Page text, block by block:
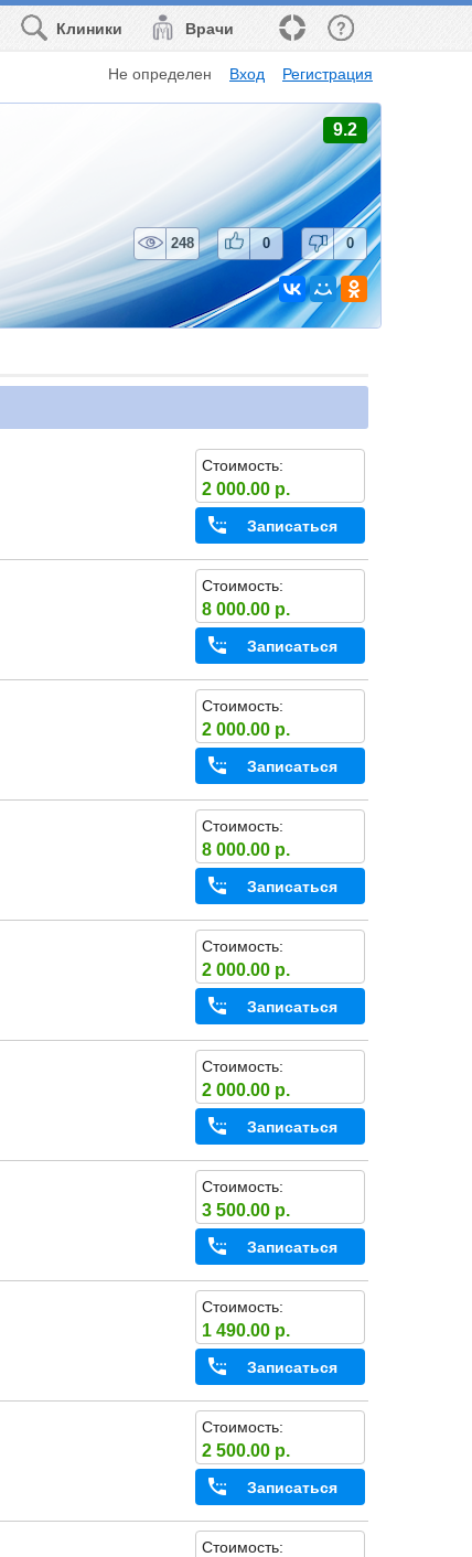
Врачи
Клиники
Не определен Вход Регистрация
9.2
248 0 0
Стоимость:
2 000.00 р.
Записаться
Стоимость:
8 000.00 р.
Записаться
Стоимость:
2 000.00 р.
Записаться
Стоимость:
8 000.00 р.
Записаться
Стоимость:
2 000.00 р.
Записаться
Стоимость:
2 000.00 р.
Записаться
Стоимость:
3 500.00 р.
Записаться
Стоимость:
1 490.00 р.
Записаться
Стоимость:
2 500.00 р.
Записаться
Стоимость: